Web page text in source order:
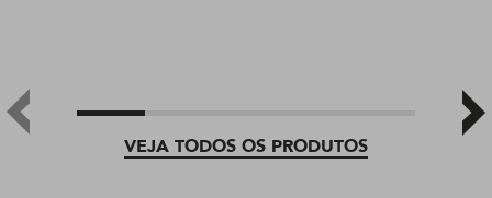
VEJA TODOS OS PRODUTOS